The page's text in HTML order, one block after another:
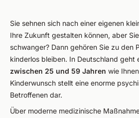
Sie sehnen sich nach einer eigenen
Ihre Zukunft gestalten können, aber
schwanger? Dann gehören Sie zu den
kinderlos bleiben. In Deutschland geht
zwischen 25 und 59 Jahren wie
Kinderwunsch stellt eine enorme
Betroffenen dar.
Über moderne medizinische